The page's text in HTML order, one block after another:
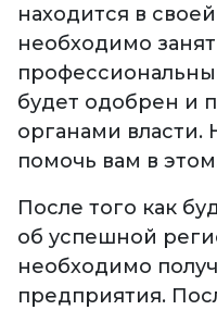
находится в
необходимо
будет одобрен и
органами
помочь вам в
После того как
об успешной
необходимо
предприятия.